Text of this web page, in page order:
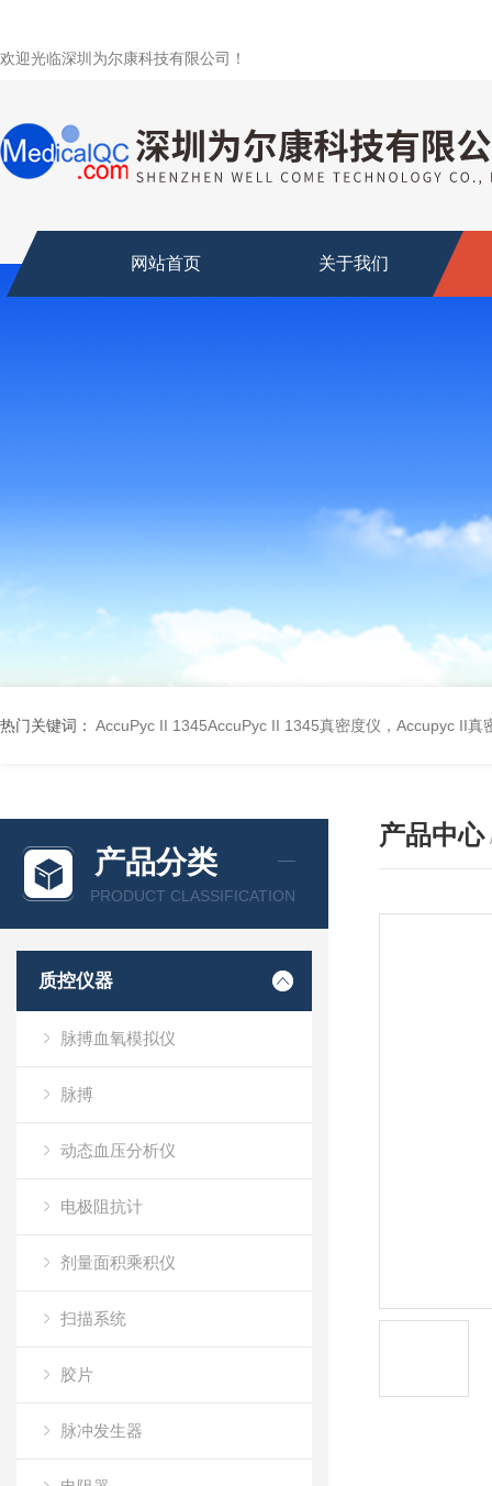
欢迎光临深圳为尔康科技有限公司！
网站首页 关于我们
热门关键词： AccuPyc II 1345AccuPyc II 1345真密度仪，Accupyc II真
产品分类
PRODUCT CLASSIFICATION
质控仪器
脉搏血氧模拟仪
脉搏
动态血压分析仪
电极阻抗计
剂量面积乘积仪
扫描系统
胶片
脉冲发生器
产品中心